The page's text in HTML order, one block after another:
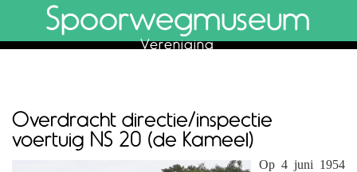
Spoorwegmuseum
Vereniging
Overdracht directie/inspectie
voertuig NS 20 (de Kameel)
Op 4 juni 1954